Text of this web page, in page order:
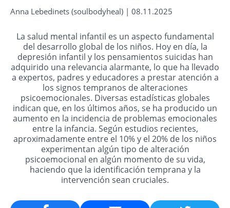
Anna Lebedinets (soulbodyheal) | 08.11.2025
La salud mental infantil es un aspecto fundamental
del desarrollo global de los niños. Hoy en día, la
depresión infantil y los pensamientos suicidas han
adquirido una relevancia alarmante, lo que ha llevado
a expertos, padres y educadores a prestar atención a
los signos tempranos de alteraciones
psicoemocionales. Diversas estadísticas globales
indican que, en los últimos años, se ha producido un
aumento en la incidencia de problemas emocionales
entre la infancia. Según estudios recientes,
aproximadamente entre el 10% y el 20% de los niños
experimentan algún tipo de alteración
psicoemocional en algún momento de su vida,
haciendo que la identificación temprana y la
intervención sean cruciales.